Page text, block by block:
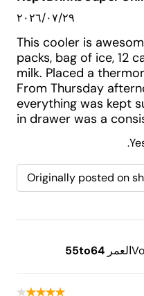
٢٩‏/٠٧‏/٢٠٢٦
This cooler is
packs, bag of ice, 12
milk. Placed a
From Thursday
everything was kept
in drawer was a
Originally posted on
العمر 55to64